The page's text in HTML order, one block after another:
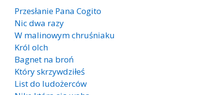
Przesłanie Pana Cogito
Nic dwa razy
W malinowym chruśniaku
Król olch
Bagnet na broń
Który skrzywdziłeś
List do ludożerców